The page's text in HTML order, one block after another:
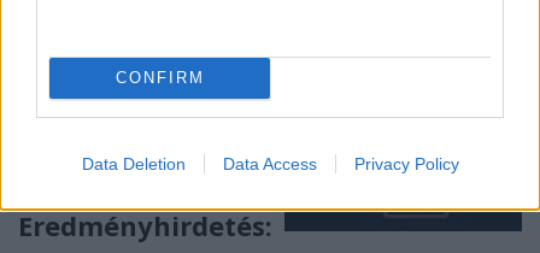
CONFIRM
Data Deletion Data Access Privacy Policy
Eredményhirdetés: